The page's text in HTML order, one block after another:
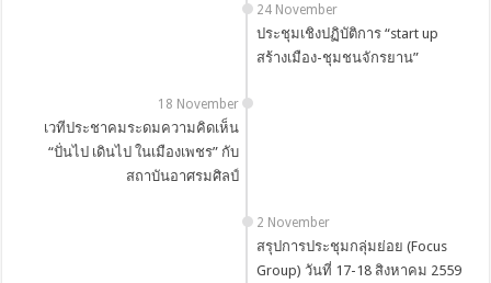
24 November
ประชุมเชิงปฏิบัติการ “start up
สร้างเมือง-ชุมชนจักรยาน”
18 November
เวทีประชาคมระดมความคิดเห็น
“ปั่นไป เดินไป ในเมืองเพชร” กับ
สถาบันอาศรมศิลป์
2 November
สรุปการประชุมกลุ่มย่อย (Focus
Group) วันที่ 17-18 สิงหาคม 2559